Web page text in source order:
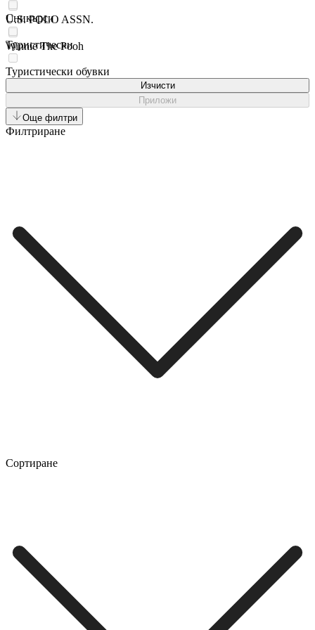
U.S. POLO ASSN.
Winnie The Pooh
Сникърси
Туристически
Туристически oбувки
Изчисти
Приложи
Още филтри
Филтриране
Сортиране